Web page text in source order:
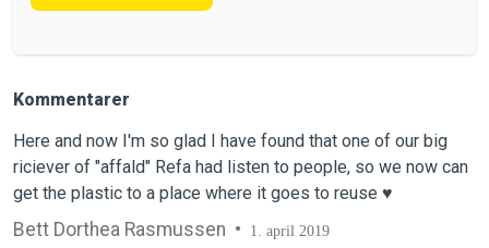
Kommentarer
Here and now I'm so glad I have found that one of our big
riciever of "affald" Refa had listen to people, so we now can
get the plastic to a place where it goes to reuse ♥️
Bett Dorthea Rasmussen 1. april 2019